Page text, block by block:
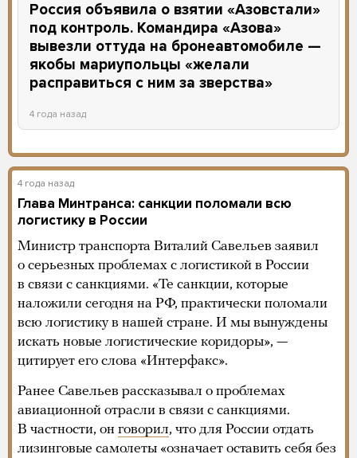
Россия объявила о взятии «Азовстали»
под контроль. Командира «Азова»
вывезли оттуда на бронеавтомобиле —
якобы мариупольцы «желали
расправиться с ним за зверства»
4 года назад
4 года назад
Глава Минтранса: санкции поломали всю
логистику в России
Министр транспорта Виталий Савельев заявил
о серьезных проблемах с логистикой в России
в связи с санкциями. «Те санкции, которые
наложили сегодня на РФ, практически поломали
всю логистику в нашей стране. И мы вынуждены
искать новые логистические коридоры», —
цитирует его слова «Интерфакс».
Ранее Савельев рассказывал о проблемах
авиационной отрасли в связи с санкциями.
В частности, он говорил, что для России отдать
лизинговые самолеты «означает оставить себя без